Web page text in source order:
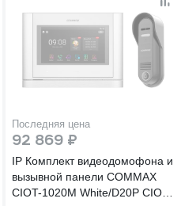
Последняя цена
92 869 ₽
IP Комплект видеодомофона и
вызывной панели COMMAX
CIOT-1020M White/D20P CIOT-